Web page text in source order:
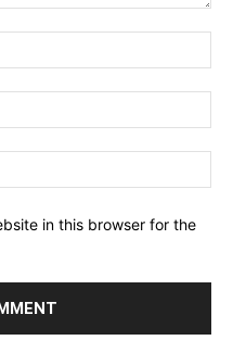
in this browser for the